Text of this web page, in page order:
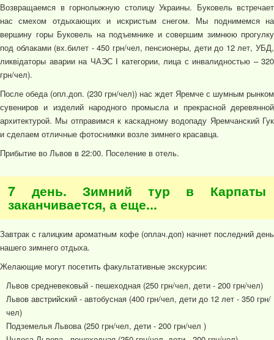
Возвращаемся в горнолыжную столицу Украины. Буковель встречает
нас смехом отдыхающих и искристым снегом. Мы поднимемся на
вершину горы Буковель на подъемнике и совершим зимнюю прогулку
под облаками (вх.билет - 450 грн/чел, пенсионеры, дети до 12 лет, УБД,
ликвідаторы аварии на ЧАЭС І категории, лица с инвалидностью – 320
грн/чел).
После обеда (опл.доп. (230 грн/чел)) нас ждет Яремче с шумным рынком
сувениров и изделий народного промысла и прекрасной деревянной
архитектурой. Мы отправимся к каскадному водопаду Яремчанский Гук
и сделаем отличные фотоснимки возле зимнего красавца.
Прибытие во Львов в 22:00. Поселение в отель.
7 день. Зимний тур в Карпаты
заканчивается, а еще...
Завтрак с галицким ароматным кофе (оплач.доп) начнет последний день
нашего зимнего отдыха.
Желающие могут посетить факультативные экскурсии:
Львов средневековый - пешеходная (250 грн/чел, дети - 200 грн/чел)
Львов австрийский - автобусная (400 грн/чел, дети до 12 лет - 350 грн/
чел)
Подземелья Львова (250 грн/чел, дети - 200 грн/чел )